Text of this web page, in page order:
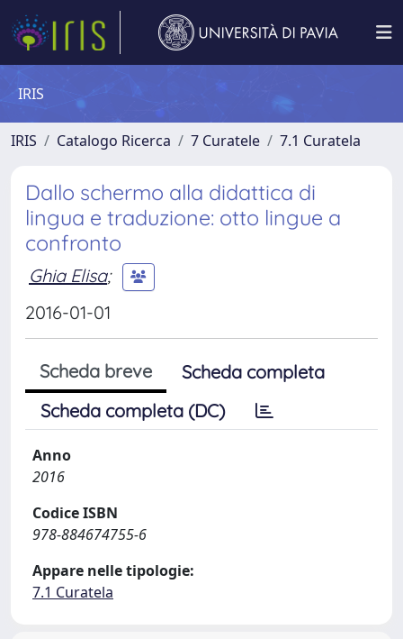
IRIS
IRIS Catalogo Ricerca 7 Curatele 7.1 Curatela
Dallo schermo alla didattica di
lingua e traduzione: otto lingue a
confronto
Ghia Elisa;
2016-01-01
Scheda breve
Scheda completa
Scheda completa (DC)
Anno
2016
Codice ISBN
978-884674755-6
Appare nelle tipologie:
7.1 Curatela